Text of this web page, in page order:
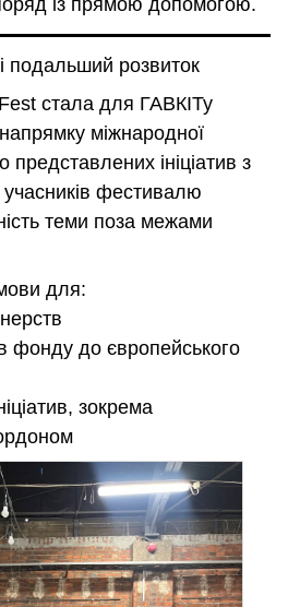
із прямою допомогою.
подальший розвиток
стала для ГАВКІТу
міжнародної
представлених ініціатив з
учасників фестивалю
теми поза межами
для:
фонду до європейського
зокрема